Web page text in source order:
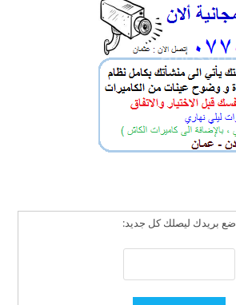
ضع بريدك ليصلك كل جديد: